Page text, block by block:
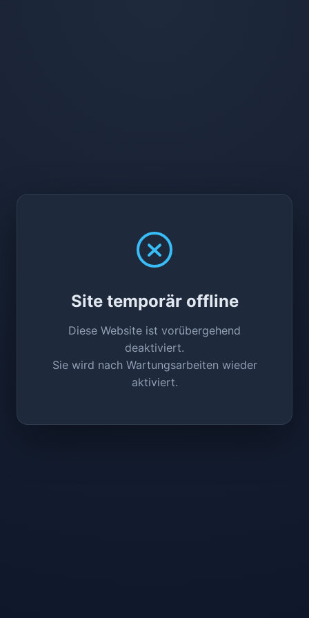
Site temporär offline
Diese Website ist vorübergehend
deaktiviert.
Sie wird nach Wartungsarbeiten wieder
aktiviert.